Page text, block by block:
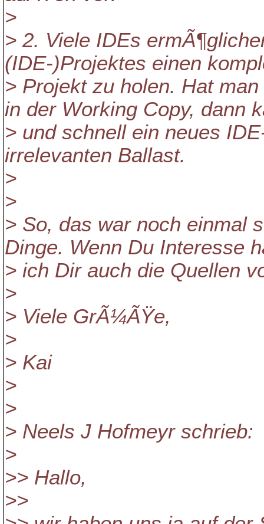
>
> 2. Viele IDEs
(IDE-)Projektes einen
> Projekt zu holen. Hat
in der Working Copy, dann
> und schnell ein neues
irrelevanten Ballast.
>
>
> So, das war noch einmal
Dinge. Wenn Du Interesse
> ich Dir auch die Quellen
>
> Viele GrÃ¼ÃŸe,
>
> Kai
>
>
> Neels J Hofmeyr schrieb:
>
>> Hallo,
>>